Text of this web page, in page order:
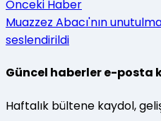
Önceki Haber
Muazzez Abacı'nın
seslendirildi
Güncel haberler e-posta
Haftalık bültene kaydol,